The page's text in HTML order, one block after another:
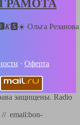
Ольга Резанова
· Оферта
защищены. Radio
email:bon-